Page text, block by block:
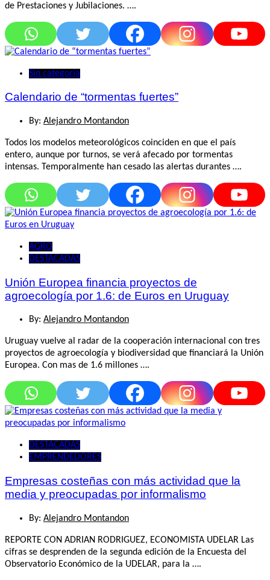
de Prestaciones y Jubilaciones. ….
Sin categoría
Calendario de “tormentas fuertes”
By: Alejandro Montandon
Todos los modelos meteorológicos coinciden en que el país
entero, aunque por turnos, se verá afecado por tormentas
intensas. Temporalmente han cesado las alertas durantes ….
AGRO
DESTACADAS
Unión Europea financia proyectos de
agroecología por 1.6: de Euros en Uruguay
By: Alejandro Montandon
Uruguay vuelve al radar de la cooperación internacional con tres
proyectos de agroecología y biodiversidad que financiará la Unión
Europea. Con mas de 1.6 millones ….
DESTACADAS
EMPRENDEDORES
Empresas costeñas con más actividad que la
media y preocupadas por informalismo
By: Alejandro Montandon
REPORTE CON ADRIAN RODRIGUEZ, ECONOMISTA UDELAR Las
cifras se desprenden de la segunda edición de la Encuesta del
Observatorio Económico de la UDELAR, para la ….